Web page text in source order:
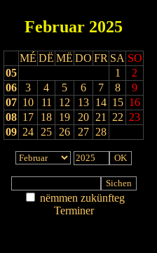
Februar 2025
MÉ DË MË DO FR SA SO
05
1
2
06
3 4 5 6 7 8
9
07 10 11 12 13 14 15 16
08 17 18 19 20 21 22 23
09 24 25 26 27 28
nëmmen zukünfteg
Terminer